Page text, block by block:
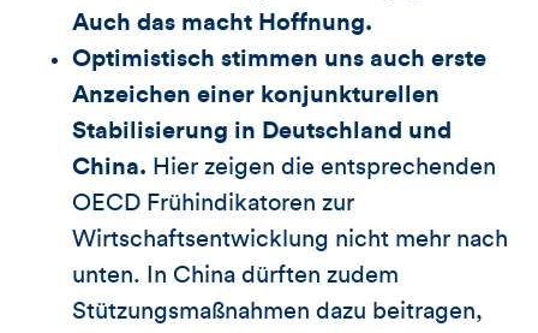
Auch das macht Hoffnung.
Optimistisch stimmen uns auch erste
Anzeichen einer konjunkturellen
Stabilisierung in Deutschland und
China. Hier zeigen die entsprechenden
OECD Frühindikatoren zur
Wirtschaftsentwicklung nicht mehr nach
unten. In China dürften zudem
Stützungsmaßnahmen dazu beitragen,